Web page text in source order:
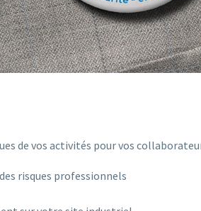
de vos activités pour vos
risques professionnels